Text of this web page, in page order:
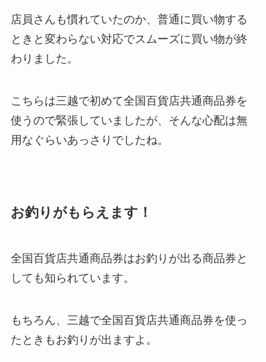
店員さんも慣れていたのか、普通に買い物する
ときと変わらない対応でスムーズに買い物が終
わりました。
こちらは三越で初めて全国百貨店共通商品券を
使うので緊張していましたが、そんな心配は無
用なぐらいあっさりでしたね。
お釣りがもらえます！
全国百貨店共通商品券はお釣りが出る商品券と
しても知られています。
もちろん、三越で全国百貨店共通商品券を使っ
たときもお釣りが出ますよ。